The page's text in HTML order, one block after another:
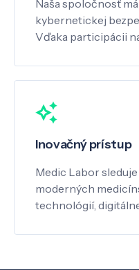
Naša spoločnosť
kybernetickej
Vďaka participácii
Inovačný prístup
Medic Labor
moderných
technológií,